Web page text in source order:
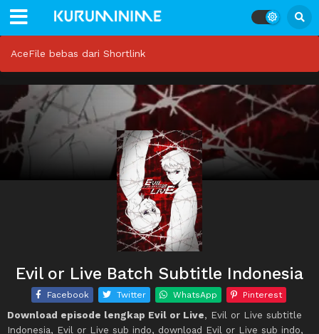
AceFile bebas dari Shortlink
Evil or Live Batch Subtitle Indonesia
Facebook Twitter WhatsApp Pinterest
Download episode lengkap Evil or Live, Evil or Live subtitle
Indonesia, Evil or Live sub indo, download Evil or Live sub indo,